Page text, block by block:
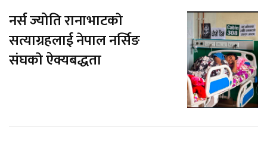
नर्स ज्योति रानाभाटकाे
सत्याग्रहलाई नेपाल नर्सिङ
संघकाे ऐक्यबद्धता